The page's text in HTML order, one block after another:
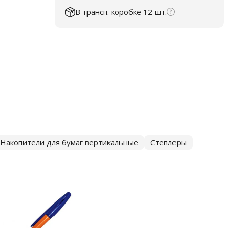
В трансп. коробке 12 шт.
Накопители для бумаг вертикальные
Степлеры